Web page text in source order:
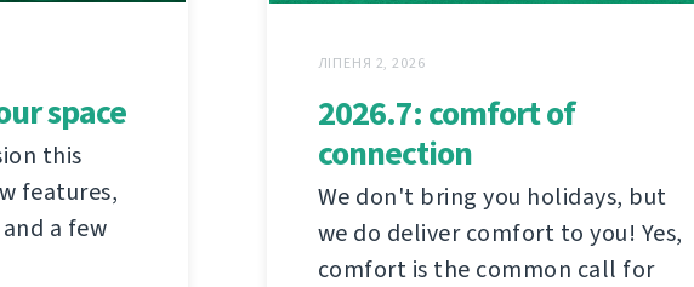
space
this
features,
a few
ЛІПЕНЯ 2, 2026
2026.7: comfort of
connection
We don't bring you holidays, but
we do deliver comfort to you! Yes,
comfort is the common call for